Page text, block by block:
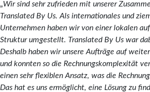
„Wir sind sehr zufrieden mit unserer
Translated By Us. Als internationales und
Unternehmen haben wir von einer lokalen
Struktur umgestellt. Translated By Us war
Deshalb haben wir unsere Aufträge auf
und konnten so die Rechnungskomplexität
einen sehr flexiblen Ansatz, was die
Das hat es uns ermöglicht, eine Lösung zu